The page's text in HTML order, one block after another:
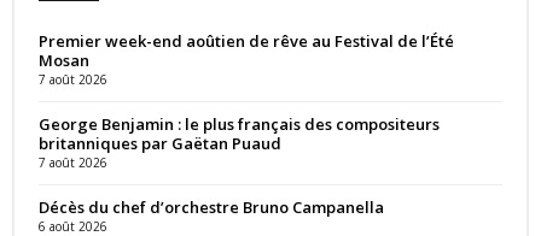
Premier week-end aoûtien de rêve au Festival de l’Été
Mosan
7 août 2026
George Benjamin : le plus français des compositeurs
britanniques par Gaëtan Puaud
7 août 2026
Décès du chef d’orchestre Bruno Campanella
6 août 2026